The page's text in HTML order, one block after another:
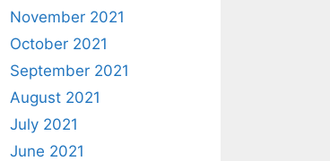
November 2021
October 2021
September 2021
August 2021
July 2021
June 2021